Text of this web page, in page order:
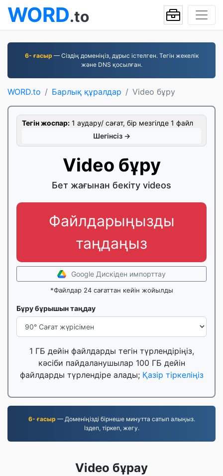
WORD.to
6- ғасыр — Сіздің доменіңіз, дұрыс істелген. Тегін жекелік
және DNS қосылған.
WORD.to Барлық құралдар Video бұру
Тегін жоспар: 1 аудару/ сағат, бір мезгілде 1 файл
Шегінсіз →
Video бұру
Бет жағынан бекіту videos
Файлдарыңызды
таңдаңыз
Google Дискіден импорттау
*Файлдар 24 сағаттан кейін жойылды
Бұру бұрышын таңдау
1 ГБ дейін файлдарды тегін түрлендіріңіз,
кәсіби пайдаланушылар 100 ГБ дейін
файлдарды түрлендіре алады; Қазір тіркеліңіз
6- ғасыр — Доменіңізді бірнеше минутта сатып алыңыз.
Іздеп, тіркеп, жегу.
Video бұрау